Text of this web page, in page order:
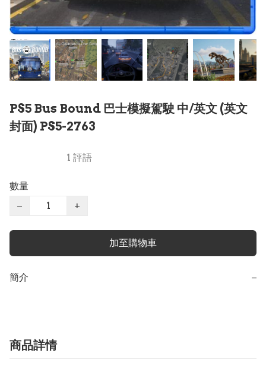
PS5 Bus Bound 巴士模擬駕駛 中/英文 (英文
封面) PS5-2763
1 評語
數量
−
+
加至購物車
簡介 −
商品詳情